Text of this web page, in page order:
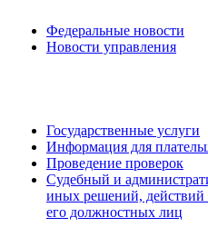
Федеральные новости
Новости управления
Государственные услуги
Информация для
Проведение проверок
Судебный и
иных решений, действий
его должностных лиц